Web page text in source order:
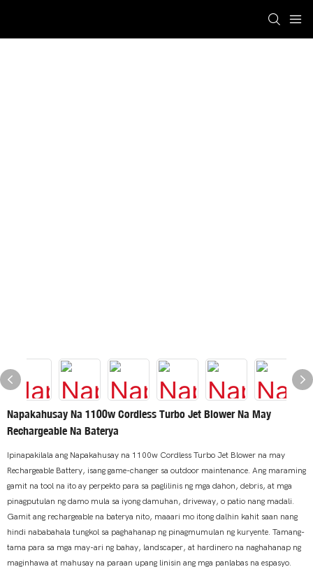
Napakahusay Na 1100w Cordless Turbo Jet Blower Na May
Rechargeable Na Baterya
Ipinapakilala ang Napakahusay na 1100w Cordless Turbo Jet Blower na may
Rechargeable Battery, isang game-changer sa outdoor maintenance. Ang maraming
gamit na tool na ito ay perpekto para sa paglilinis ng mga dahon, debris, at mga
pinagputulan ng damo mula sa iyong damuhan, driveway, o patio nang madali.
Gamit ang rechargeable na baterya nito, maaari mo itong dalhin kahit saan nang
hindi nababahala tungkol sa paghahanap ng pinagmumulan ng kuryente. Tamang-
tama para sa mga may-ari ng bahay, landscaper, at hardinero na naghahanap ng
maginhawa at mahusay na paraan upang linisin ang mga panlabas na espasyo.